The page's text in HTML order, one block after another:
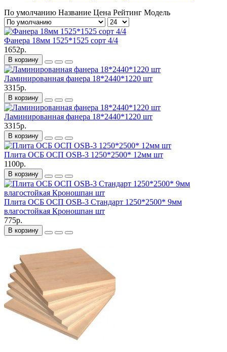
По умолчанию Название Цена Рейтинг Модель
Фанера 18мм 1525*1525 сорт 4/4
1652р.
В корзину
Ламинированная фанера 18*2440*1220 шт
3315р.
В корзину
Ламинированная фанера 18*2440*1220 шт
3315р.
В корзину
Плита ОСБ ОСП OSB-3 1250*2500* 12мм шт
1100р.
В корзину
Плита ОСБ ОСП OSB-3 Стандарт 1250*2500* 9мм
влагостойкая Кроношпан шт
775р.
В корзину